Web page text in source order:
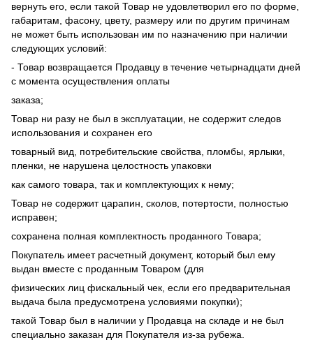
вернуть его, если такой Товар не удовлетворил его по форме,
габаритам, фасону, цвету, размеру или по другим причинам
не может быть использован им по назначению при наличии
следующих условий:
- Товар возвращается Продавцу в течение четырнадцати дней
с момента осуществления оплаты
заказа;
Товар ни разу не был в эксплуатации, не содержит следов
использования и сохранен его
товарный вид, потребительские свойства, пломбы, ярлыки,
пленки, не нарушена целостность упаковки
как самого товара, так и комплектующих к нему;
Товар не содержит царапин, сколов, потертости, полностью
исправен;
сохранена полная комплектность проданного Товара;
Покупатель имеет расчетный документ, который был ему
выдан вместе с проданным Товаром (для
физических лиц фискальный чек, если его предварительная
выдача была предусмотрена условиями покупки);
такой Товар был в наличии у Продавца на складе и не был
специально заказан для Покупателя из-за рубежа.